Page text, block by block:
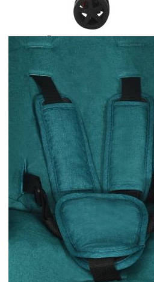
Включва сенник
Регулируема подложка
Система за сгъване с
Включва кош и колан за
Облегалката се
регулатор с ключ)
Необходим е монтаж
ПРЕДУПРЕЖДЕНИЕ Никога
детето без надзор.
деца под 6-месечна възраст.
затварящата система. Този
подходящ за бягане или
кънки.Предупреждение.
подходящ за бягане или
ПРЕДУПРЕЖДЕНИЕ Никога
детето без надзор
GPSR